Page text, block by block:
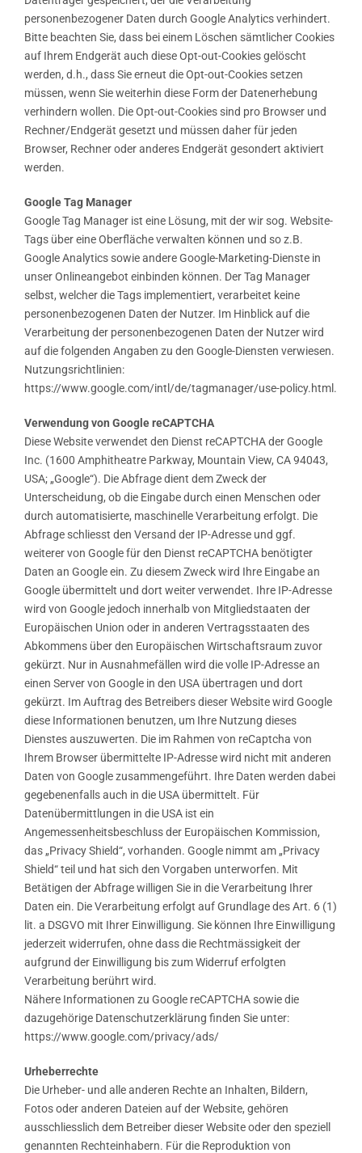
personenbezogener Daten durch Google Analytics verhindert.
Bitte beachten Sie, dass bei einem Löschen sämtlicher Cookies
auf Ihrem Endgerät auch diese Opt-out-Cookies gelöscht
werden, d.h., dass Sie erneut die Opt-out-Cookies setzen
müssen, wenn Sie weiterhin diese Form der Datenerhebung
verhindern wollen. Die Opt-out-Cookies sind pro Browser und
Rechner/Endgerät gesetzt und müssen daher für jeden
Browser, Rechner oder anderes Endgerät gesondert aktiviert
werden.
Google Tag Manager
Google Tag Manager ist eine Lösung, mit der wir sog. Website-
Tags über eine Oberfläche verwalten können und so z.B.
Google Analytics sowie andere Google-Marketing-Dienste in
unser Onlineangebot einbinden können. Der Tag Manager
selbst, welcher die Tags implementiert, verarbeitet keine
personenbezogenen Daten der Nutzer. Im Hinblick auf die
Verarbeitung der personenbezogenen Daten der Nutzer wird
auf die folgenden Angaben zu den Google-Diensten verwiesen.
Nutzungsrichtlinien:
https://www.google.com/intl/de/tagmanager/use-policy.html.
Verwendung von Google reCAPTCHA
Diese Website verwendet den Dienst reCAPTCHA der Google
Inc. (1600 Amphitheatre Parkway, Mountain View, CA 94043,
USA; „Google“). Die Abfrage dient dem Zweck der
Unterscheidung, ob die Eingabe durch einen Menschen oder
durch automatisierte, maschinelle Verarbeitung erfolgt. Die
Abfrage schliesst den Versand der IP-Adresse und ggf.
weiterer von Google für den Dienst reCAPTCHA benötigter
Daten an Google ein. Zu diesem Zweck wird Ihre Eingabe an
Google übermittelt und dort weiter verwendet. Ihre IP-Adresse
wird von Google jedoch innerhalb von Mitgliedstaaten der
Europäischen Union oder in anderen Vertragsstaaten des
Abkommens über den Europäischen Wirtschaftsraum zuvor
gekürzt. Nur in Ausnahmefällen wird die volle IP-Adresse an
einen Server von Google in den USA übertragen und dort
gekürzt. Im Auftrag des Betreibers dieser Website wird Google
diese Informationen benutzen, um Ihre Nutzung dieses
Dienstes auszuwerten. Die im Rahmen von reCaptcha von
Ihrem Browser übermittelte IP-Adresse wird nicht mit anderen
Daten von Google zusammengeführt. Ihre Daten werden dabei
gegebenenfalls auch in die USA übermittelt. Für
Datenübermittlungen in die USA ist ein
Angemessenheitsbeschluss der Europäischen Kommission,
das „Privacy Shield“, vorhanden. Google nimmt am „Privacy
Shield“ teil und hat sich den Vorgaben unterworfen. Mit
Betätigen der Abfrage willigen Sie in die Verarbeitung Ihrer
Daten ein. Die Verarbeitung erfolgt auf Grundlage des Art. 6 (1)
lit. a DSGVO mit Ihrer Einwilligung. Sie können Ihre Einwilligung
jederzeit widerrufen, ohne dass die Rechtmässigkeit der
aufgrund der Einwilligung bis zum Widerruf erfolgten
Verarbeitung berührt wird.
Nähere Informationen zu Google reCAPTCHA sowie die
dazugehörige Datenschutzerklärung finden Sie unter:
https://www.google.com/privacy/ads/
Urheberrechte
Die Urheber- und alle anderen Rechte an Inhalten, Bildern,
Fotos oder anderen Dateien auf der Website, gehören
ausschliesslich dem Betreiber dieser Website oder den speziell
genannten Rechteinhabern. Für die Reproduktion von